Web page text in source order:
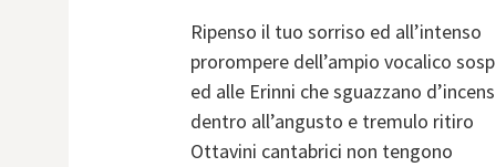
Ripenso il tuo sorriso ed all’intenso
prorompere dell’ampio vocalico
ed alle Erinni che sguazzano
dentro all’angusto e tremulo ritiro
Ottavini cantabrici non tengono